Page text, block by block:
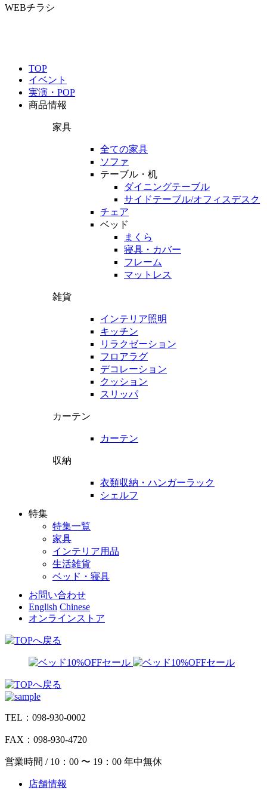
WEBチラシ
TOP
イベント
実演・POP
商品情報
家具
全ての家具
ソファ
テーブル・机
ダイニングテーブル
サイドテーブル/オフィスデスク
チェア
ベッド
まくら
寝具・カバー
フレーム
マットレス
雑貨
インテリア照明
キッチン
リラクゼーション
フロアラグ
デコレーション
クッション
スリッパ
カーテン
カーテン
収納
衣類収納・ハンガーラック
シェルフ
特集
特集一覧
家具
インテリア用品
生活雑貨
ベッド・寝具
お問い合わせ
English Chinese
オンラインストア
TEL：098-930-0002
FAX：098-930-4720
営業時間 / 10：00 〜 19：00 年中無休
店舗情報